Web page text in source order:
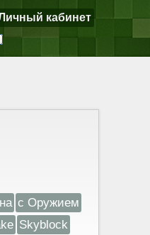
кабинет
с Оружием
Skyblock